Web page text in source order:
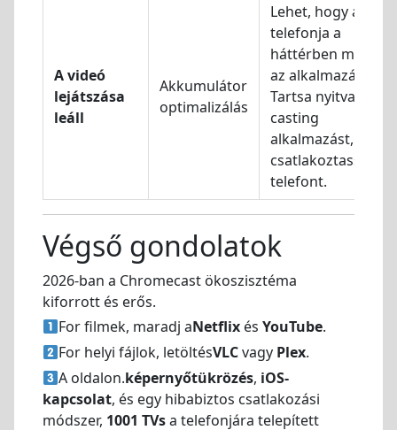
A videó
lejátszása
leáll
Akkumulátor
optimalizálás
Lehet, hogy a
telefonja a
háttérben megöli
az alkalmazást.
Tartsa nyitva a
casting
alkalmazást, vagy
csatlakoztassa a
telefont.
Végső gondolatok
2026-ban a Chromecast ökoszisztéma
kiforrott és erős.
For filmek, maradj aNetflix ésYouTube.
For helyi fájlok, letöltésVLCvagy Plex.
A oldalon.képernyőtükrözés, iOS-
kapcsolat, és egy hibabiztos csatlakozási
módszer, 1001 TVsa telefonjára telepített